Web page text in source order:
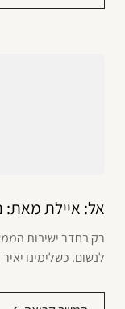
אל: איילת מאת:
רק בחדר ישיבות
לנשום. כשלימינו